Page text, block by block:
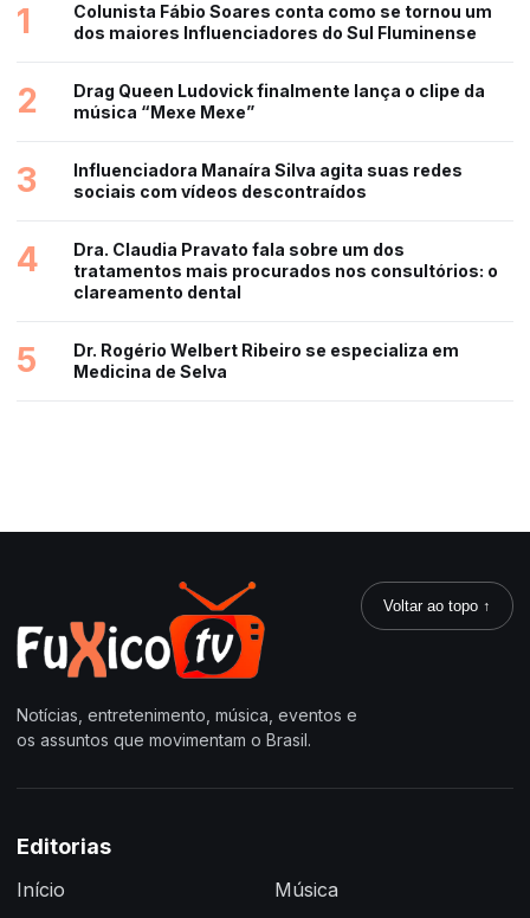
1
Colunista Fábio Soares conta como se tornou um
dos maiores Influenciadores do Sul Fluminense
2
Drag Queen Ludovick finalmente lança o clipe da
música “Mexe Mexe”
3
Influenciadora Manaíra Silva agita suas redes
sociais com vídeos descontraídos
4
Dra. Claudia Pravato fala sobre um dos
tratamentos mais procurados nos consultórios: o
clareamento dental
5
Dr. Rogério Welbert Ribeiro se especializa em
Medicina de Selva
Notícias, entretenimento, música, eventos e
os assuntos que movimentam o Brasil.
Voltar ao topo ↑
Editorias
Início
Música